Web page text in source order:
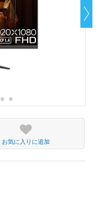
お気に入りに追加